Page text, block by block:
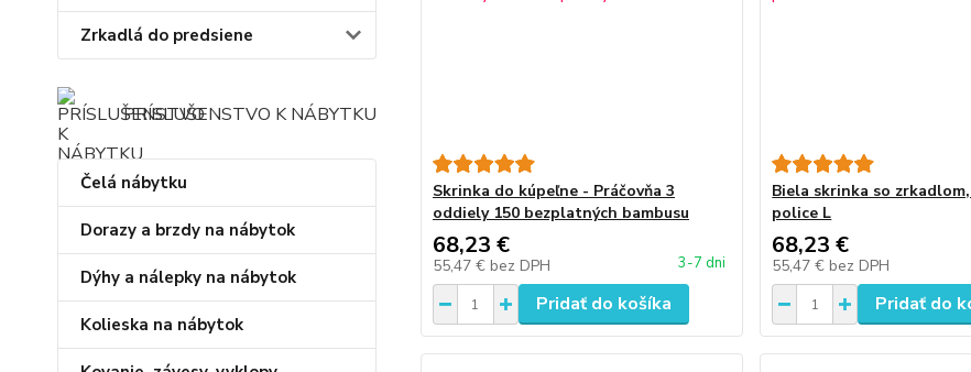
Zrkadlá do predsiene
PRÍSLUŠENSTVO K NÁBYTKU
Čelá nábytku
Dorazy a brzdy na nábytok
Dýhy a nálepky na nábytok
Kolieska na nábytok
Skrinka do kúpeľne - Práčovňa 3
oddiely 150 bezplatných bambusu
68,23 €
55,47 € bez DPH 3-7 dni
Pridať do košíka
Biela skrinka so
police L
68,23 €
55,47 € bez DPH
Pridať do